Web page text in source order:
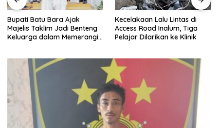
Kecelakaan Lalu Lintas di
Access Road Inalum, Tiga
Pelajar Dilarikan ke Klinik
Menjelang Penutupan TMMD
ke-129, Pasiter Kodim
0208/Asahan Cek Sarana Air